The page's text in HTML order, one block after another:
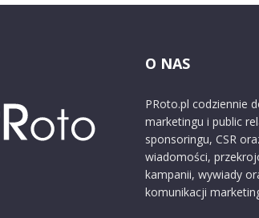
O NAS
PRoto.pl codziennie
marketingu i public
sponsoringu, CSR
wiadomości,
kampanii, wywiady
komunikacji